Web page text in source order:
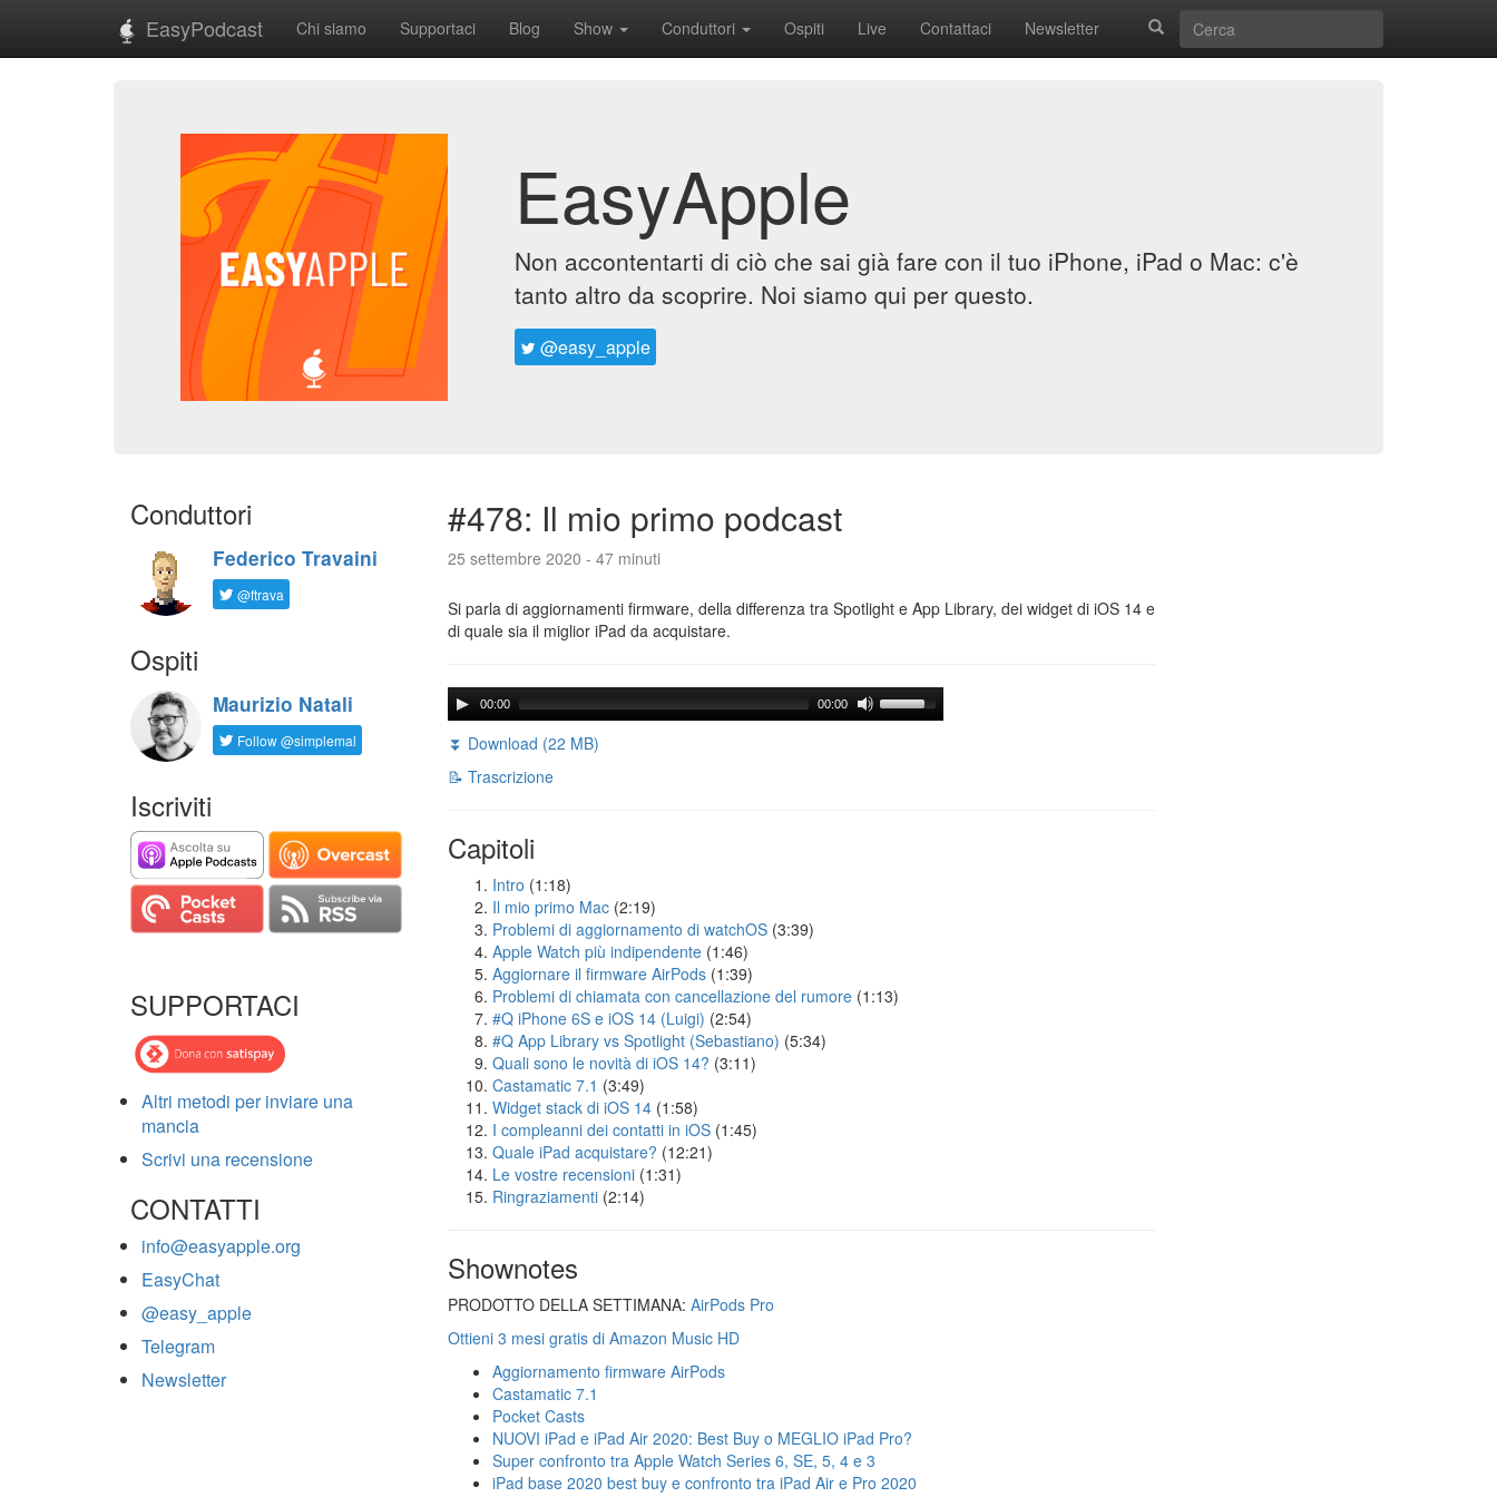
EasyPodcast Chi siamo Supportaci Blog Show Conduttori Ospiti Live Contattaci Newsletter
EasyApple
Non accontentarti di ciò che sai già fare con il tuo iPhone, iPad o Mac: c'è
tanto altro da scoprire. Noi siamo qui per questo.
@easy_apple
Conduttori
Federico Travaini
@ftrava
Ospiti
Maurizio Natali
Follow @simplemal
Iscriviti
SUPPORTACI
Altri metodi per inviare una
mancia
Scrivi una recensione
CONTATTI
info@easyapple.org
EasyChat
@easy_apple
Telegram
Newsletter
#478: Il mio primo podcast
25 settembre 2020 - 47 minuti
Si parla di aggiornamenti firmware, della differenza tra Spotlight e App Library, dei widget di iOS 14 e
di quale sia il miglior iPad da acquistare.
00:00 00:00
⏬ Download (22 MB)
📝 Trascrizione
Capitoli
Intro (1:18)
Il mio primo Mac (2:19)
Problemi di aggiornamento di watchOS (3:39)
Apple Watch più indipendente (1:46)
Aggiornare il firmware AirPods (1:39)
Problemi di chiamata con cancellazione del rumore (1:13)
#Q iPhone 6S e iOS 14 (Luigi) (2:54)
#Q App Library vs Spotlight (Sebastiano) (5:34)
Quali sono le novità di iOS 14? (3:11)
Castamatic 7.1 (3:49)
Widget stack di iOS 14 (1:58)
I compleanni dei contatti in iOS (1:45)
Quale iPad acquistare? (12:21)
Le vostre recensioni (1:31)
Ringraziamenti (2:14)
Shownotes
PRODOTTO DELLA SETTIMANA: AirPods Pro
Ottieni 3 mesi gratis di Amazon Music HD
Aggiornamento firmware AirPods
Castamatic 7.1
Pocket Casts
NUOVI iPad e iPad Air 2020: Best Buy o MEGLIO iPad Pro?
Super confronto tra Apple Watch Series 6, SE, 5, 4 e 3
iPad base 2020 best buy e confronto tra iPad Air e Pro 2020